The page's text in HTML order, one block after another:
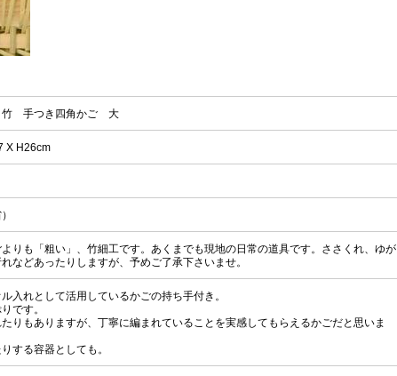
手つき四角かご 大
X H26cm
よりも「粗い」、竹細工です。あくまでも現地の日常の道具です。ささくれ、ゆが
などあったりしますが、予めご了承下さいませ。
入れとして活用しているかごの持ち手付き。
です。
りもありますが、丁寧に編まれていることを実感してもらえるかごだと思いま
する容器としても。